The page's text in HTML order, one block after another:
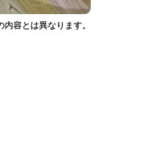
容とは異なります。